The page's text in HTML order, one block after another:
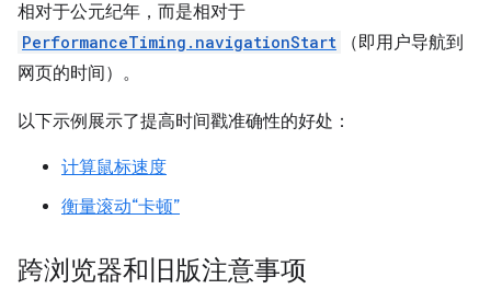
相对于公元纪年，而是相对于
PerformanceTiming.navigationStart
（即用户导航到
网页的时间）。
以下示例展示了提高时间戳准确性的好处：
计算鼠标速度
衡量滚动“卡顿”
跨浏览器和旧版注意事项